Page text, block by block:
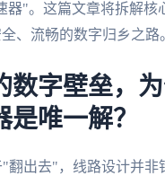
器"。这篇文章将拆解核
、流畅的数字归乡之路
数字壁垒，
是唯一解？
翻出去"，线路设计并非